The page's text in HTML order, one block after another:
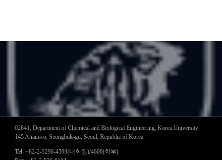
02841, Department of Chemical and Biological Engineering, Korea University
145 Anam-ro, Seongbuk-gu, Seoul, Republic of Korea
Tel: +82-2-3290-4593(대학원)/4600(학부)